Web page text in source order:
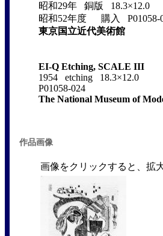
昭和29年 銅版 18.3×12.0
昭和52年度 購入 P01058-
東京国立近代美術館
EI-Q Etching, SCALE III
1954 etching 18.3×12.0
P01058-024
The National Museum of
作品画像
画像をクリックすると、拡